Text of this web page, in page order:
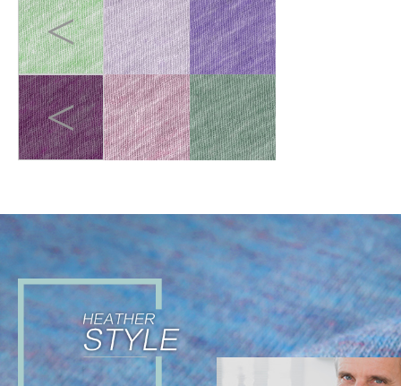
> DIGITAL ADVENTURE
小男孩是未来的数字艺术
染艺术品掀起影响现实生活
的美学波澜。 他在日间探
索，在梦境飞行。通过柔和
而超脱的视角来看待数字世
界，远离了严酷⿊暗和反乌
托邦的表象，拥抱未来。
<
<